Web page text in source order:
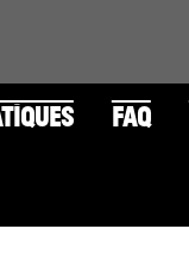
FAQ